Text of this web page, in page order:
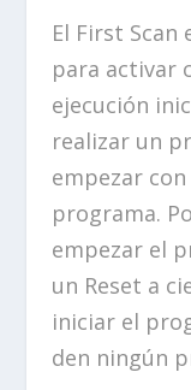
El First
para activar
ejecución
realizar un
empezar
programa.
empezar el
un Reset a
iniciar el
den ningún